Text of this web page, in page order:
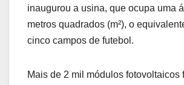
inaugurou a usina, que ocupa uma
metros quadrados (m²), o
cinco campos de futebol.
Mais de 2 mil módulos fotovoltaicos